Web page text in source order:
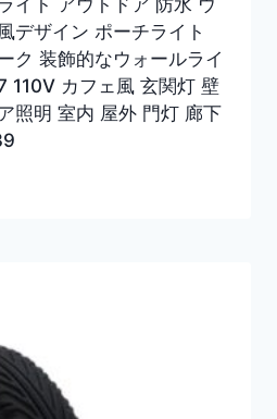
イト アウトドア 防水 ウ
デザイン ポーチライト
ク 装飾的なウォールライ
110V カフェ風 玄関灯 壁
照明 室内 屋外 門灯 廊下